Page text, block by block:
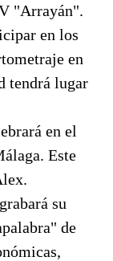
"Arrayán".
en los
en
tendrá lugar
en el
Este
su
de